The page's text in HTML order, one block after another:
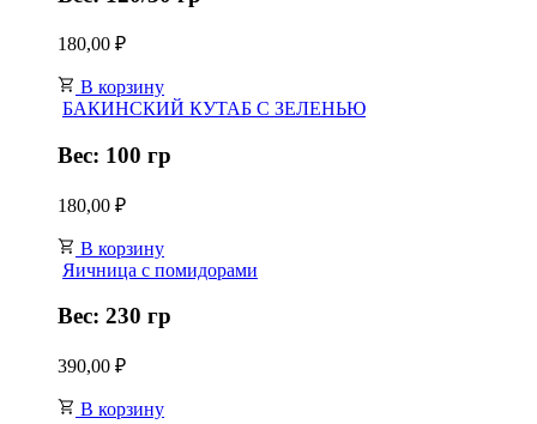
180,00 ₽
В корзину
БАКИНСКИЙ КУТАБ С ЗЕЛЕНЬЮ
Вес: 100 гр
180,00 ₽
В корзину
Яичница с помидорами
Вес: 230 гр
390,00 ₽
В корзину